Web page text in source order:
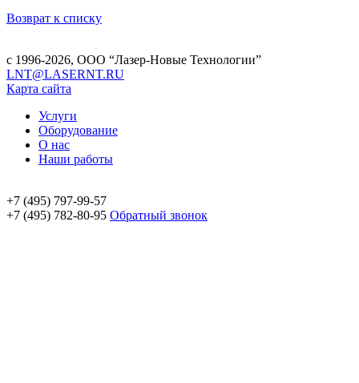
Возврат к списку
с 1996-2026, ООО “Лазер-Новые Технологии”
LNT@LASERNT.RU
Карта сайта
Услуги
Оборудование
О нас
Наши работы
+7 (495) 797-99-57
+7 (495) 782-80-95 Обратный звонок